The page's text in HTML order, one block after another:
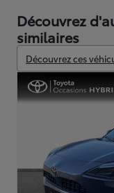
Découvrez
similaires
Découvrez ces